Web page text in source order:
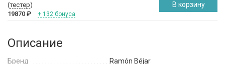
(тестер)
19870 ₽ + 132 бонуса
В корзину
Описание
Бренд
Ramón Béjar